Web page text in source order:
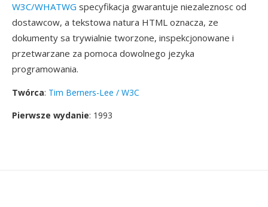
W3C/WHATWG specyfikacja gwarantuje niezaleznosc od
dostawcow, a tekstowa natura HTML oznacza, ze
dokumenty sa trywialnie tworzone, inspekcjonowane i
przetwarzane za pomoca dowolnego jezyka
programowania.
Twórca: Tim Berners-Lee / W3C
Pierwsze wydanie: 1993